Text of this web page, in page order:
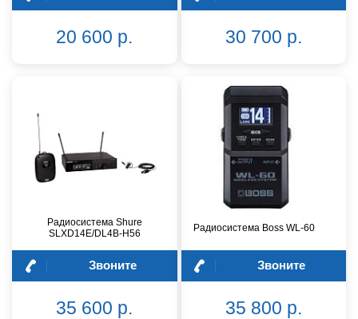
20 600 р. 30 700 р.
Радиосистема Shure
SLXD14E/DL4B-H56
Звоните
35 600 р.
Радиосистема Boss WL-60
Звоните
35 800 р.